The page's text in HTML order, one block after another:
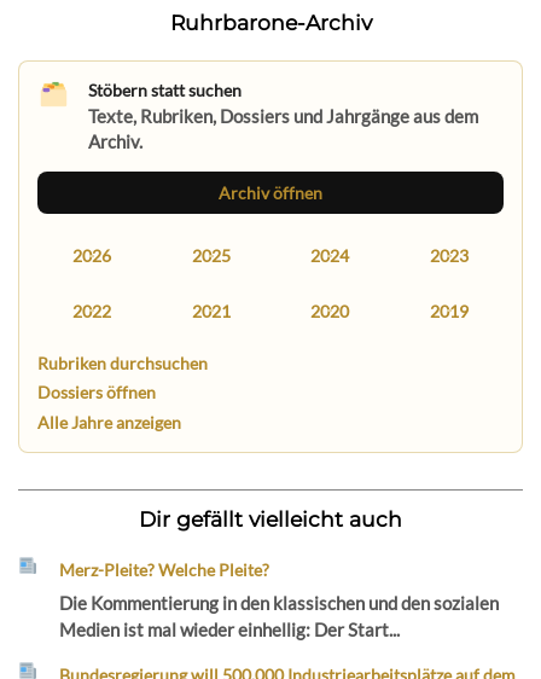
Ruhrbarone-Archiv
Stöbern statt suchen
Texte, Rubriken, Dossiers und Jahrgänge aus dem
Archiv.
Archiv öffnen
2026 2025 2024 2023
2022 2021 2020 2019
Rubriken durchsuchen
Dossiers öffnen
Alle Jahre anzeigen
Dir gefällt vielleicht auch
Merz-Pleite? Welche Pleite?
Die Kommentierung in den klassischen und den sozialen
Medien ist mal wieder einhellig: Der Start...